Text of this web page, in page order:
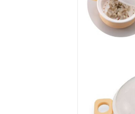
防災・防犯グッ
ファッション雑
ステーショナリー
生活雑貨・便利